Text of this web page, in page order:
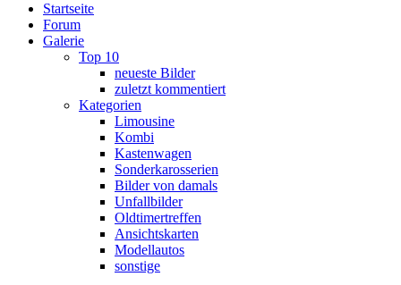
Startseite
Forum
Galerie
Top 10
neueste Bilder
zuletzt kommentiert
Kategorien
Limousine
Kombi
Kastenwagen
Sonderkarosserien
Bilder von damals
Unfallbilder
Oldtimertreffen
Ansichtskarten
Modellautos
sonstige